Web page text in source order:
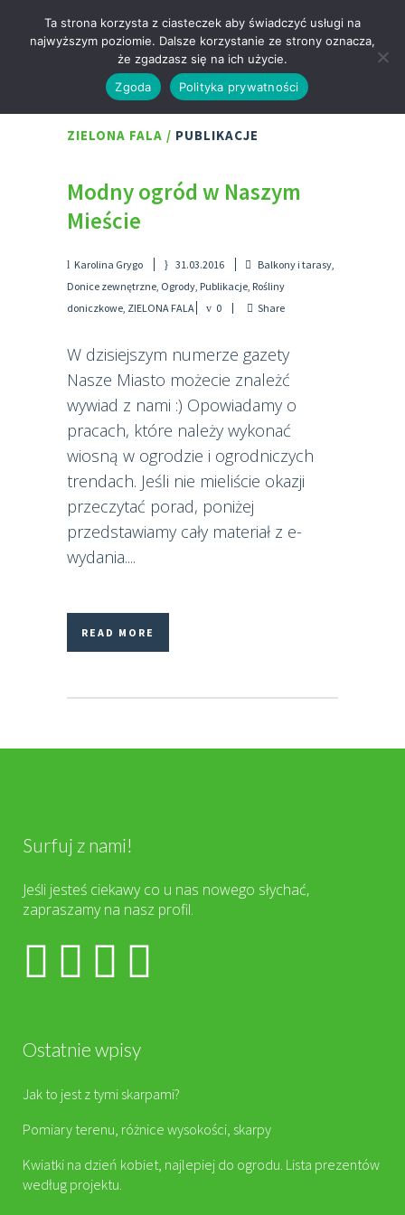
ZIELONA FALA / PUBLIKACJE
Modny ogród w Naszym
Mieście
Karolina Grygo 31.03.2016 Balkony i tarasy,
Donice zewnętrzne, Ogrody, Publikacje, Rośliny
doniczkowe, ZIELONA FALA 0 Share
W dzisiejszym numerze gazety
Nasze Miasto możecie znależć
wywiad z nami :) Opowiadamy o
pracach, które należy wykonać
wiosną w ogrodzie i ogrodniczych
trendach. Jeśli nie mieliście okazji
przeczytać porad, poniżej
przedstawiamy cały materiał z e-
wydania....
READ MORE
Surfuj z nami!
Jeśli jesteś ciekawy co u nas nowego słychać,
zapraszamy na nasz profil.
Ostatnie wpisy
Jak to jest z tymi skarpami?
Pomiary terenu, różnice wysokości, skarpy
Kwiatki na dzień kobiet, najlepiej do ogrodu. Lista prezentów
według projektu.
Ta strona korzysta z ciasteczek aby świadczyć usługi na
najwyższym poziomie. Dalsze korzystanie ze strony oznacza,
że zgadzasz się na ich użycie.
Zgoda
Polityka prywatności